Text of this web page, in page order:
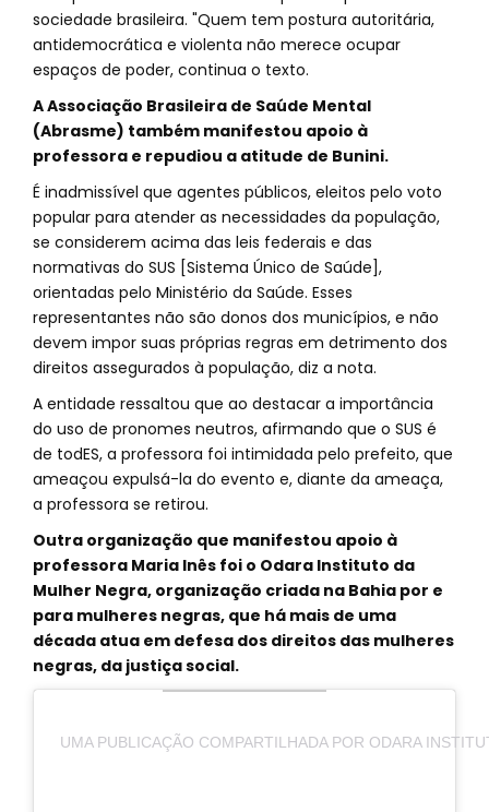
sociedade brasileira. "Quem tem postura autoritária,
antidemocrática e violenta não merece ocupar
espaços de poder, continua o texto.
A Associação Brasileira de Saúde Mental
(Abrasme) também manifestou apoio à
professora e repudiou a atitude de Bunini.
É inadmissível que agentes públicos, eleitos pelo voto
popular para atender as necessidades da população,
se considerem acima das leis federais e das
normativas do SUS [Sistema Único de Saúde],
orientadas pelo Ministério da Saúde. Esses
representantes não são donos dos municípios, e não
devem impor suas próprias regras em detrimento dos
direitos assegurados à população, diz a nota.
A entidade ressaltou que ao destacar a importância
do uso de pronomes neutros, afirmando que o SUS é
de todES, a professora foi intimidada pelo prefeito, que
ameaçou expulsá-la do evento e, diante da ameaça,
a professora se retirou.
Outra organização que manifestou apoio à
professora Maria Inês foi o Odara Instituto da
Mulher Negra, organização criada na Bahia por e
para mulheres negras, que há mais de uma
década atua em defesa dos direitos das mulheres
negras, da justiça social.
UMA PUBLICAÇÃO COMPARTILHADA POR ODARA